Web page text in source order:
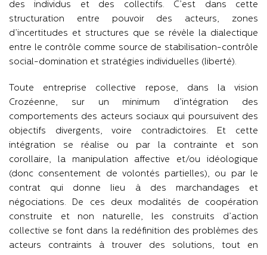
des individus et des collectifs. C’est dans cette
structuration entre pouvoir des acteurs, zones
d’incertitudes et structures que se révèle la dialectique
entre le contrôle comme source de stabilisation-contrôle
social-domination et stratégies individuelles (liberté).
Toute entreprise collective repose, dans la vision
Crozéenne, sur un minimum d’intégration des
comportements des acteurs sociaux qui poursuivent des
objectifs divergents, voire contradictoires. Et cette
intégration se réalise ou par la contrainte et son
corollaire, la manipulation affective et/ou idéologique
(donc consentement de volontés partielles), ou par le
contrat qui donne lieu à des marchandages et
négociations. De ces deux modalités de coopération
construite et non naturelle, les construits d’action
collective se font dans la redéfinition des problèmes des
acteurs contraints à trouver des solutions, tout en